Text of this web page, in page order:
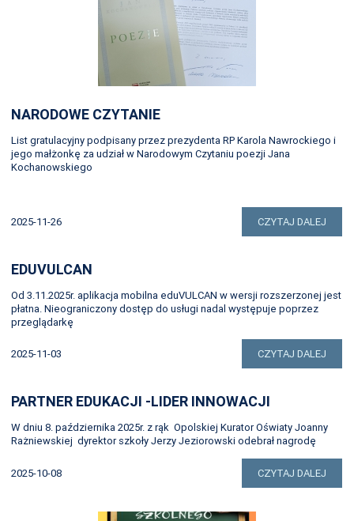
NARODOWE CZYTANIE
List gratulacyjny podpisany przez prezydenta RP Karola Nawrockiego i
jego małżonkę za udział w Narodowym Czytaniu poezji Jana
Kochanowskiego
2025-11-26 CZYTAJ DALEJ
EDUVULCAN
Od 3.11.2025r. aplikacja mobilna eduVULCAN w wersji rozszerzonej jest
płatna. Nieograniczony dostęp do usługi nadal występuje poprzez
przeglądarkę
2025-11-03 CZYTAJ DALEJ
PARTNER EDUKACJI -LIDER INNOWACJI
W dniu 8. października 2025r. z rąk Opolskiej Kurator Oświaty Joanny
Rażniewskiej dyrektor szkoły Jerzy Jeziorowski odebrał nagrodę
2025-10-08 CZYTAJ DALEJ